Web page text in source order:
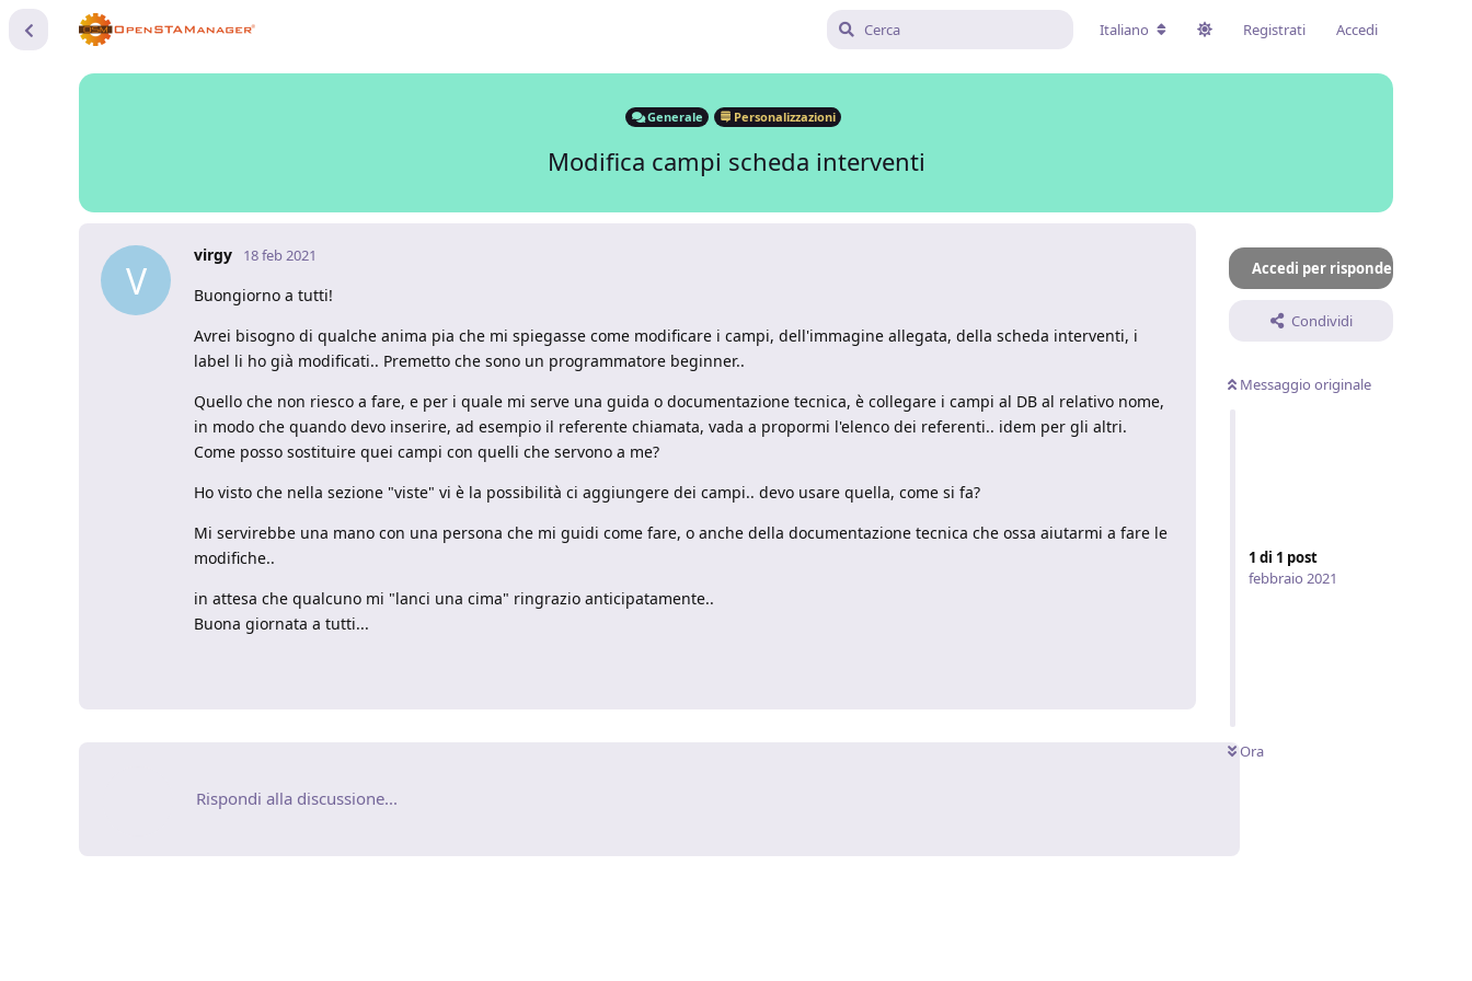
Italiano Registrati Accedi
Generale Personalizzazioni
Modifica campi scheda interventi
Accedi per rispondere
Condividi
Messaggio originale
1 di 1 post
febbraio 2021
Ora
V
virgy 18 feb 2021
Buongiorno a tutti!
Avrei bisogno di qualche anima pia che mi spiegasse come modificare i campi, dell'immagine allegata, della scheda interventi, i
label li ho già modificati.. Premetto che sono un programmatore beginner..
Quello che non riesco a fare, e per i quale mi serve una guida o documentazione tecnica, è collegare i campi al DB al relativo nome,
in modo che quando devo inserire, ad esempio il referente chiamata, vada a propormi l'elenco dei referenti.. idem per gli altri.
Come posso sostituire quei campi con quelli che servono a me?
Ho visto che nella sezione "viste" vi è la possibilità ci aggiungere dei campi.. devo usare quella, come si fa?
Mi servirebbe una mano con una persona che mi guidi come fare, o anche della documentazione tecnica che ossa aiutarmi a fare le
modifiche..
in attesa che qualcuno mi "lanci una cima" ringrazio anticipatamente..
Buona giornata a tutti...
Rispondi alla discussione...